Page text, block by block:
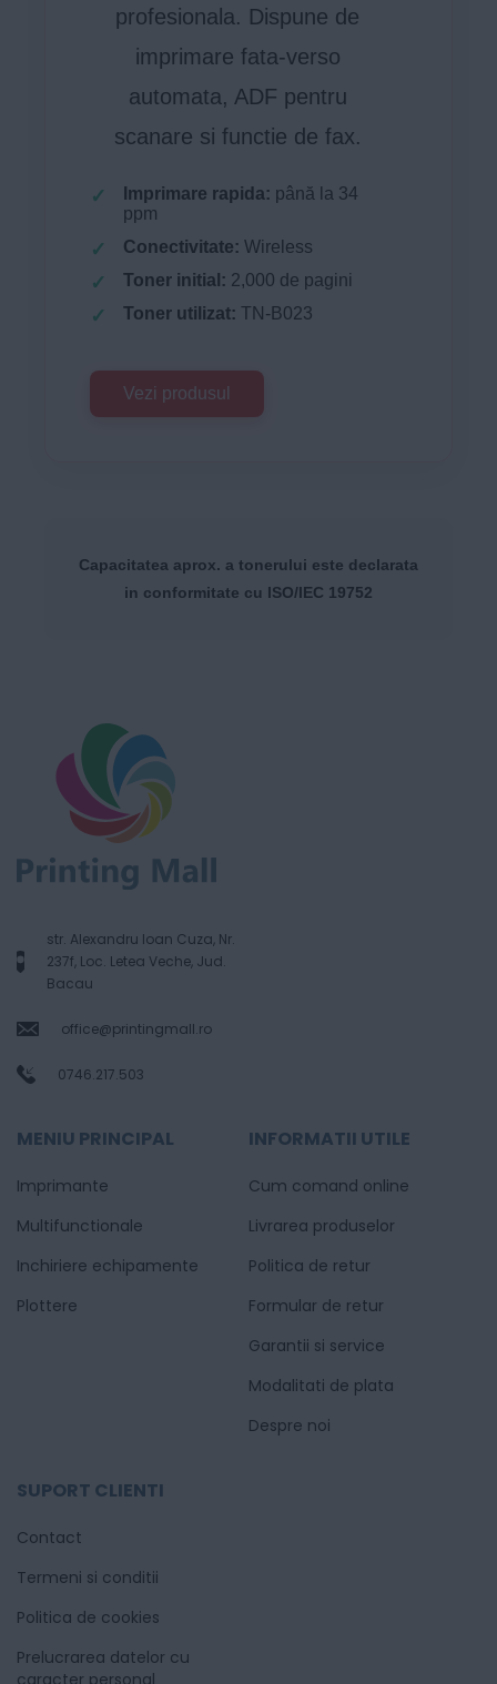
profesionala. Dispune de
imprimare fata-verso
automata, ADF pentru
scanare si functie de fax.
Imprimare rapida: până la 34
ppm
Conectivitate: Wireless
Toner initial: 2,000 de pagini
Toner utilizat: TN-B023
Vezi produsul
Capacitatea aprox. a tonerului este declarata
in conformitate cu ISO/IEC 19752
str. Alexandru Ioan Cuza, Nr.
237f, Loc. Letea Veche, Jud.
Bacau
office@printingmall.ro
0746.217.503
MENIU PRINCIPAL
Imprimante
Multifunctionale
Inchiriere echipamente
Plottere
INFORMATII UTILE
Cum comand online
Livrarea produselor
Politica de retur
Formular de retur
Garantii si service
Modalitati de plata
Despre noi
SUPORT CLIENTI
Contact
Termeni si conditii
Politica de cookies
Prelucrarea datelor cu
caracter personal